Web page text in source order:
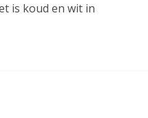
is koud en wit in